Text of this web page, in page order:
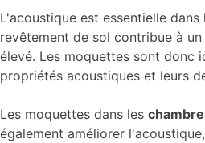
L'acoustique est essentielle dans
revêtement de sol contribue à
élevé. Les moquettes sont donc
propriétés acoustiques et leurs
Les moquettes dans les
également améliorer